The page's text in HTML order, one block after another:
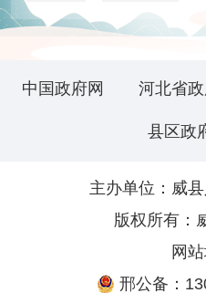
查，全力筑
中国政府网 河北省政
县区政
主办单位：威
版权所有：
网
邢公备：